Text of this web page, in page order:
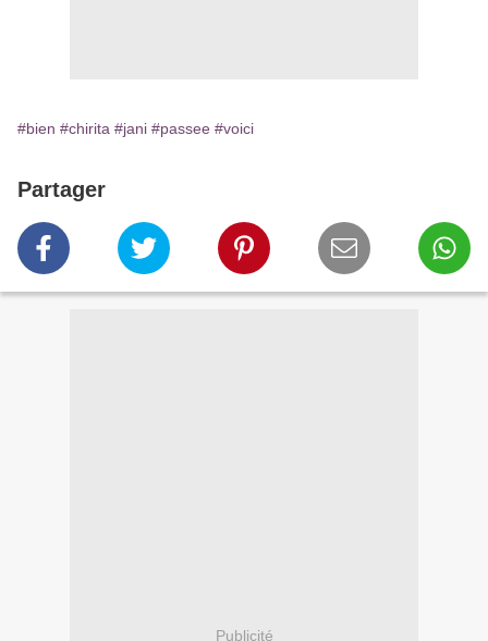
#bien #chirita #jani #passee #voici
Partager
Publicité